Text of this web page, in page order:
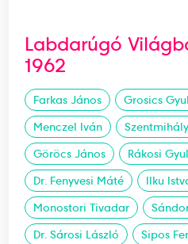
Labdarúgó
1962
Farkas János Grosics
Menczel Iván
Göröcs János
Rákosi
Dr. Fenyvesi Máté
Ilku
Monostori Tivadar
Dr. Sárosi László
Sipos